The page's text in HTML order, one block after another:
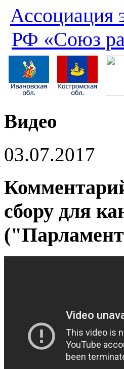
Ассоциация
РФ «Союз
Видео
03.07.2017
сбору для